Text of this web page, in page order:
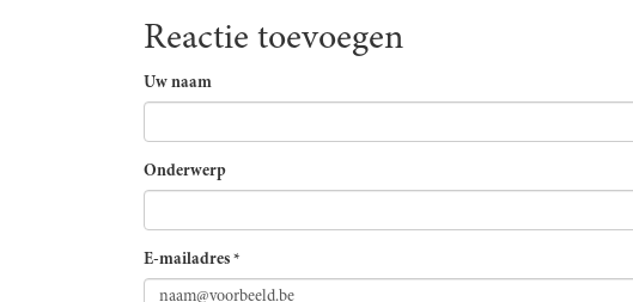
Reactie toevoegen
Uw naam
Onderwerp
E-mailadres *